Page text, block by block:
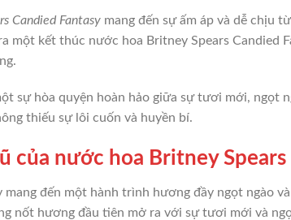
Candied Fantasymang đến sự ấm áp và dễ chịu từ
một kết thúc nước hoa Britney Spears Candied
sự hòa quyện hoàn hảo giữa sự tươi mới, ngọt
thiếu sự lôi cuốn và huyền bí.
của nước hoa Britney Spears
mang đến một hành trình hương đầy ngọt ngào
nốt hương đầu tiên mở ra với sự tươi mới và